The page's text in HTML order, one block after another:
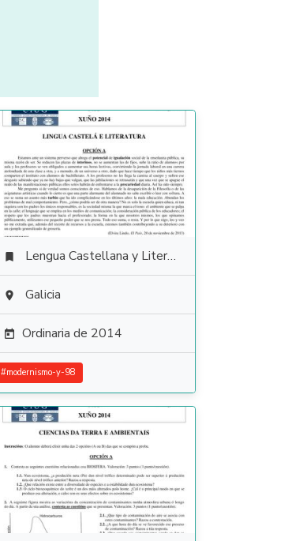
 Lengua Castellana y Literatura
 Galicia
 Ordinaria de 2014
#modernismo-y-98